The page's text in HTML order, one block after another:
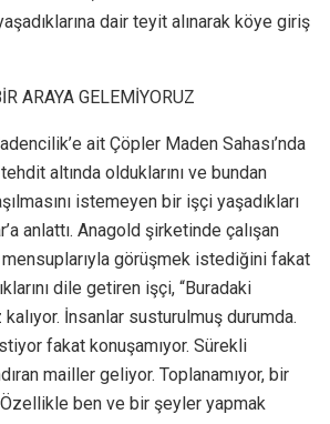
dair teyit alınarak köye giriş
ARAYA GELEMİYORUZ
ait Çöpler Maden Sahası’nda
altında olduklarını ve bundan
istemeyen bir işçi yaşadıkları
anlattı. Anagold şirketinde çalışan
görüşmek istediğini fakat
dile getiren işçi, “Buradaki
İnsanlar susturulmuş durumda.
fakat konuşamıyor. Sürekli
mailler geliyor. Toplanamıyor, bir
ben ve bir şeyler yapmak